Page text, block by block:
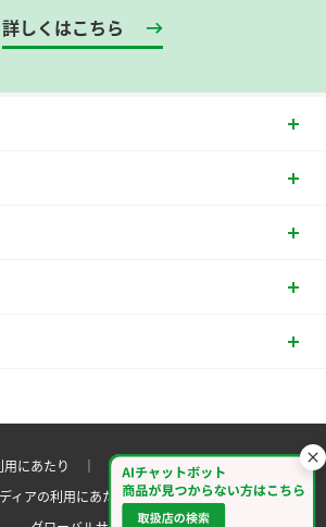
詳しくはこちら
用にあたり ｜ プライバシーポリシー
ィアの利用にあたりサイトマップ ｜